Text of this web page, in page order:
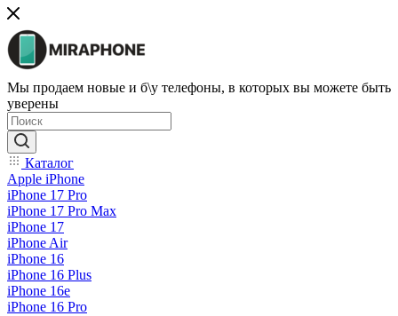
Мы продаем новые и б\у телефоны, в которых вы можете быть
уверены
Каталог
Apple iPhone
iPhone 17 Pro
iPhone 17 Pro Max
iPhone 17
iPhone Air
iPhone 16
iPhone 16 Plus
iPhone 16e
iPhone 16 Pro